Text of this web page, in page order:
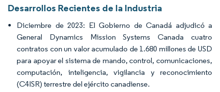
Desarrollos Recientes de la Industria
Diciembre de 2023: El Gobierno de Canadá adjudicó a
General Dynamics Mission Systems Canada cuatro
contratos con un valor acumulado de 1.680 millones de USD
para apoyar el sistema de mando, control, comunicaciones,
computación, inteligencia, vigilancia y reconocimiento
(C4ISR) terrestre del ejército canadiense.